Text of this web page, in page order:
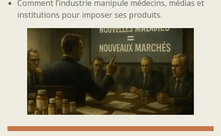
Comment l’industrie manipule médecins, médias et
institutions pour imposer ses produits.